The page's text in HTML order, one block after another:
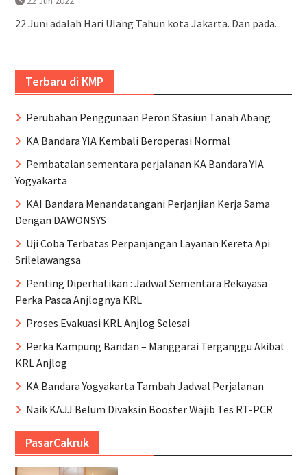
22 Juni adalah Hari Ulang Tahun kota Jakarta. Dan pada...
Terbaru di KMP
Perubahan Penggunaan Peron Stasiun Tanah Abang
KA Bandara YIA Kembali Beroperasi Normal
Pembatalan sementara perjalanan KA Bandara YIA
Yogyakarta
KAI Bandara Menandatangani Perjanjian Kerja Sama
Dengan DAWONSYS
Uji Coba Terbatas Perpanjangan Layanan Kereta Api
Srilelawangsa
Penting Diperhatikan : Jadwal Sementara Rekayasa
Perka Pasca Anjlognya KRL
Proses Evakuasi KRL Anjlog Selesai
Perka Kampung Bandan – Manggarai Terganggu Akibat
KRL Anjlog
KA Bandara Yogyakarta Tambah Jadwal Perjalanan
Naik KAJJ Belum Divaksin Booster Wajib Tes RT-PCR
PasarCakruk